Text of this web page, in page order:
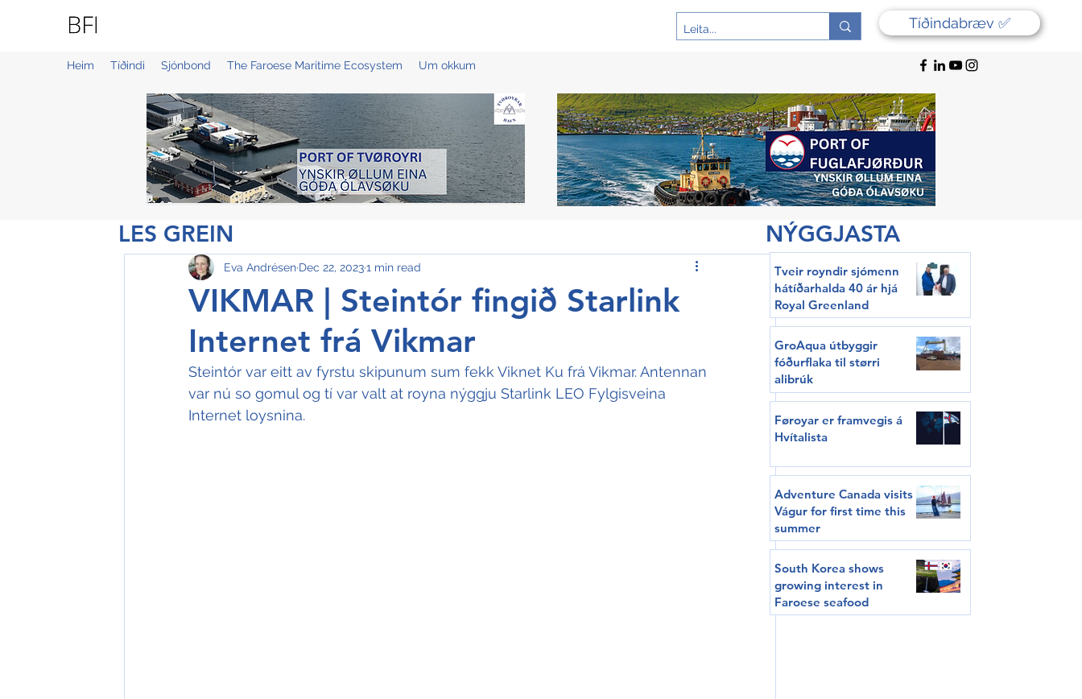
Tíðindabræv ✅
Heim Tíðindi Sjónbond The Faroese Maritime Ecosystem Um okkum
VIKMAR | Steintór fingið Starlink
Internet frá Vikmar
Eva Andrésen Dec 22, 20231 min read
Steintór var eitt av fyrstu skipunum sum fekk Viknet Ku frá Vikmar. Antennan
var nú so gomul og tí var valt at royna nýggju Starlink LEO Fylgisveina
Internet loysnina.
LES GREIN NÝGGJASTA
Tveir royndir sjómenn
hátíðarhalda 40 ár hjá
Royal Greenland
GroAqua útbyggir
fóðurflaka til størri
alibrúk
Føroyar er framvegis á
Hvítalista
Adventure Canada visits
Vágur for first time this
summer
South Korea shows
growing interest in
Faroese seafood